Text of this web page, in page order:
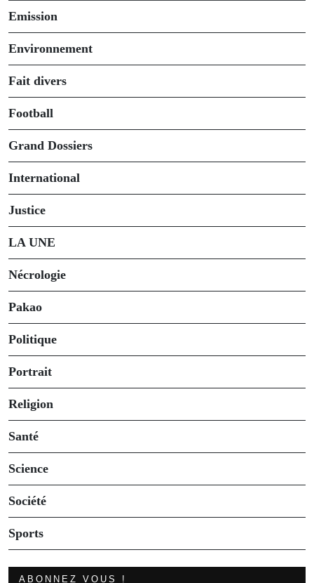
Emission
Environnement
Fait divers
Football
Grand Dossiers
International
Justice
LA UNE
Nécrologie
Pakao
Politique
Portrait
Religion
Santé
Science
Société
Sports
ABONNEZ VOUS !